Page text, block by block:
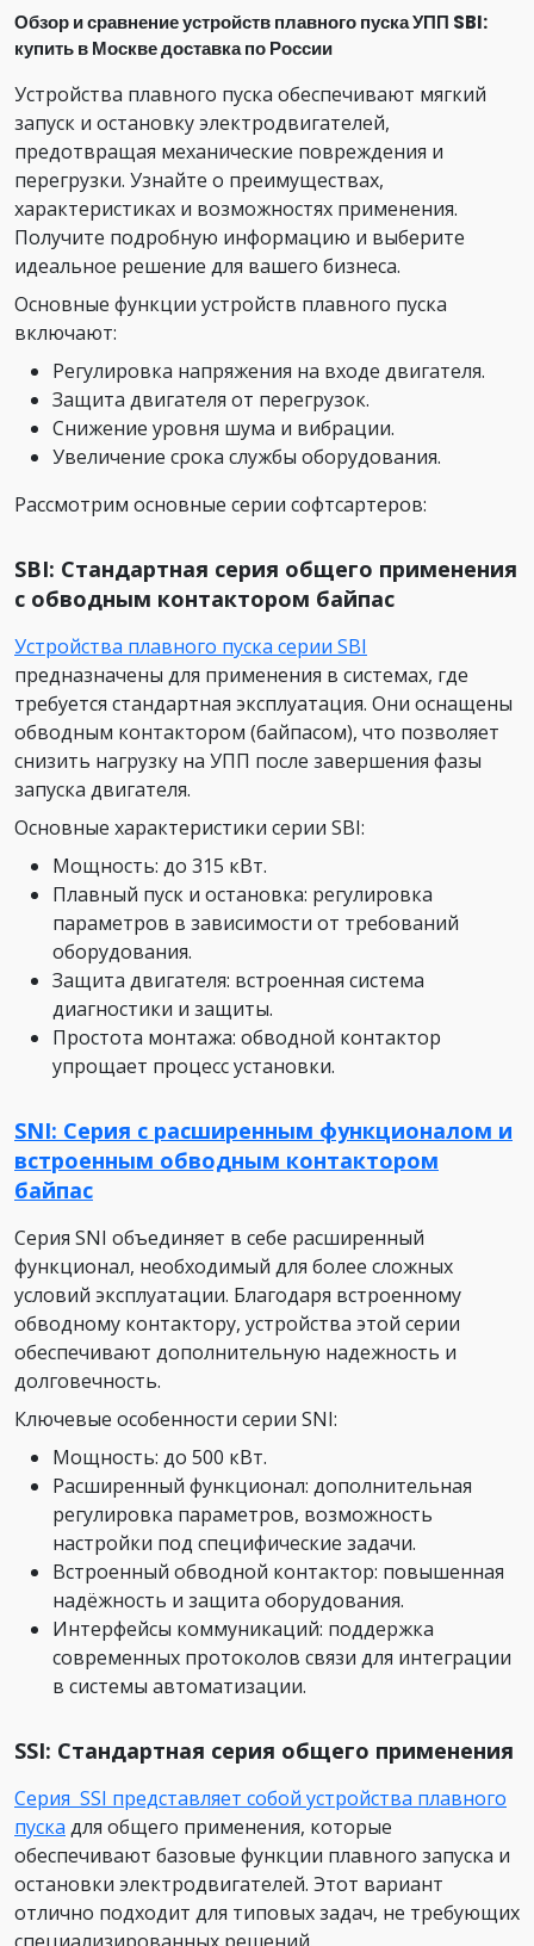
Обзор и сравнение устройств плавного пуска УПП SBI:
купить в Москве доставка по России
Устройства плавного пуска обеспечивают мягкий
запуск и остановку электродвигателей,
предотвращая механические повреждения и
перегрузки. Узнайте о преимуществах,
характеристиках и возможностях применения.
Получите подробную информацию и выберите
идеальное решение для вашего бизнеса.
Основные функции устройств плавного пуска
включают:
Регулировка напряжения на входе двигателя.
Защита двигателя от перегрузок.
Снижение уровня шума и вибрации.
Увеличение срока службы оборудования.
Рассмотрим основные серии софтсартеров:
SBI: Стандартная серия общего применения
с обводным контактором байпас
Устройства плавного пуска серии SBI
предназначены для применения в системах, где
требуется стандартная эксплуатация. Они оснащены
обводным контактором (байпасом), что позволяет
снизить нагрузку на УПП после завершения фазы
запуска двигателя.
Основные характеристики серии SBI:
Мощность: до 315 кВт.
Плавный пуск и остановка: регулировка
параметров в зависимости от требований
оборудования.
Защита двигателя: встроенная система
диагностики и защиты.
Простота монтажа: обводной контактор
упрощает процесс установки.
SNI: Серия с расширенным функционалом и
встроенным обводным контактором
байпас
Серия SNI объединяет в себе расширенный
функционал, необходимый для более сложных
условий эксплуатации. Благодаря встроенному
обводному контактору, устройства этой серии
обеспечивают дополнительную надежность и
долговечность.
Ключевые особенности серии SNI:
Мощность: до 500 кВт.
Расширенный функционал: дополнительная
регулировка параметров, возможность
настройки под специфические задачи.
Встроенный обводной контактор: повышенная
надёжность и защита оборудования.
Интерфейсы коммуникаций: поддержка
современных протоколов связи для интеграции
в системы автоматизации.
SSI: Стандартная серия общего применения
Серия SSI представляет собой устройства плавного
пуска для общего применения, которые
обеспечивают базовые функции плавного запуска и
остановки электродвигателей. Этот вариант
отлично подходит для типовых задач, не требующих